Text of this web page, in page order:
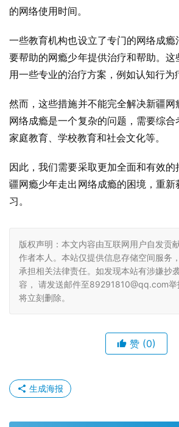
的网络使用时间。
一些教育机构也设立了专门的网络成
要帮助的网瘾少年提供治疗和帮助。
用一些专业的治疗方案，例如认知行为
然而，这些措施并不能完全解决新疆
网络成瘾是一个复杂的问题，需要综
家庭教育、学校教育和社会文化等。
因此，我们需要采取更加全面和有效
疆网瘾少年走出网络成瘾的困境，重
习。
版权声明：本文内容由互联网用户自发贡
作者本人。本站仅提供信息存储空间服务
承担相关法律责任。如发现本站有涉嫌抄
容， 请发送邮件至89291810@qq.com
将立刻删除。
赞 (0)
生成海报